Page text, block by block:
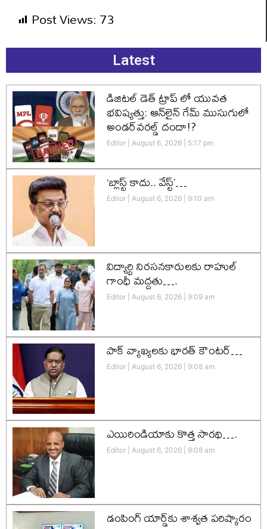
Post Views:73
Latest
డిజిటల్ డెత్ ట్రాప్ లో యువత
భవిష్యత్తు: ఆన్‌లైన్ గేమ్ ముసుగులో
అండర్‌వరల్డ్ దందా!?
Editor August 6, 2026 5:17 pm
‘బ్లాస్ట్ కాదు.. వేస్ట్’…
Editor August 6, 2026 9:10 am
విద్యార్థి నిరసనకారులకు రాహుల్
గాంధీ మద్దతు….
Editor August 6, 2026 9:09 am
పాక్ వ్యాఖ్యలకు భారత్ కౌంటర్…
Editor August 6, 2026 9:08 am
ఎయిరిండియాకు కొత్త సారథి….
Editor August 6, 2026 9:08 am
డంపింగ్ యార్డ్‌కు శాశ్వత పరిష్కారం